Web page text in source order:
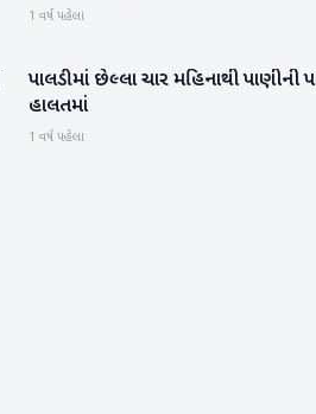
1 વર્ષ પહેલા
બનાસકાંઠા
પાલડીમાં છેલ્લા ચાર મહિનાથી પાણીની
હાલતમાં
1 વર્ષ પહેલા